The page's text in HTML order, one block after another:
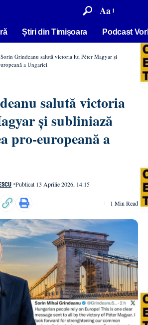
Aa
Știri din Timișoara Podcast
Sorin Grindeanu salută victoria lui Péter Magyar și
a Ungariei
salută victoria
și subliniază
pro-europeană a
Publicat 13 Aprilie 2026, 14:15
1 Min Read